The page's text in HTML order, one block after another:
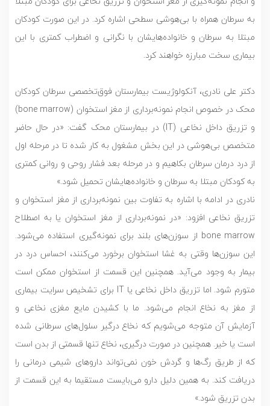
به سرطان همراه با بی‌هوشی سطحی اشاره کرد. در این صورت کودکان
مبتلا به سرطان و خانواده‌هایشان با نگرانی و اضطراب کمتری با این
بیماری سخت مبارزه خواهند کرد.
دکتر علی نادری، آنکولوژیست بیمارستان فوق‌تخصصی سرطان کودکان
محک در خصوص انجام نمونه‌برداری از مغز استخوان (bone marrow)
و تزریق داخل نخاعی (IT) در بیمارستان محک گفت: «در حال حاضر
متخصص بی‌هوشی در این بخش مشغول به کار شده تا در مرحله اول
از درد درمان سرطان بکاهیم و در مرحله بعد فشار روحی و روانی کمتری
به کودکان مبتلا به سرطان و خانواده‌هایشان تحمیل شود.»
نادری در ادامه با اشاره به تفاوت بین نمونه‌برداری از مغز استخوان و
تزریق نخاعی افزود: «در نمونه‌برداری از مغز استخوان یا به اصطلاح
bone marrow از سوزن‌های بلند برای نمونه‌گیری استفاده می‌شود.
این سوزن‌ها وقتی به غشا استخوان برخورد می‌کنند، احساس درد در
بیمار به وجود می‌آید. همچنین این قسمت از استخوان ممکن است
متورم شود. اما تزریق داخل نخاعی یا IT برای تشخیص سرایت بیماری
از مغز به نخاع انجام می‌شود. ما با کشیدن مایع مغزی نخاعی و
آزمایش آن متوجه می‌شویم که نخاع درگیر سلول‌های سرطانی شده
است یا خیر. همچنین در صورت درگیری، نخاع تنها قسمتی از بدن است
که از طریق رگ‌ها و گردش خون نمی‌تواند دارو‌های شیمی درمانی را
دریافت کند. به همین دلیل دارو می‌بایست مستقیما به این قسمت از
بدن تزریق شود.»